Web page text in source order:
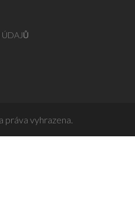
práva vyhrazena.